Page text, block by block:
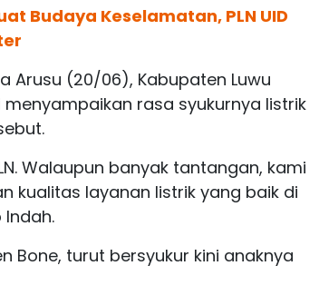
Budaya Keselamatan, PLN UID
Arusu (20/06), Kabupaten Luwu
menyampaikan rasa syukurnya listrik
Walaupun banyak tantangan, kami
kualitas layanan listrik yang baik di
Bone, turut bersyukur kini anaknya